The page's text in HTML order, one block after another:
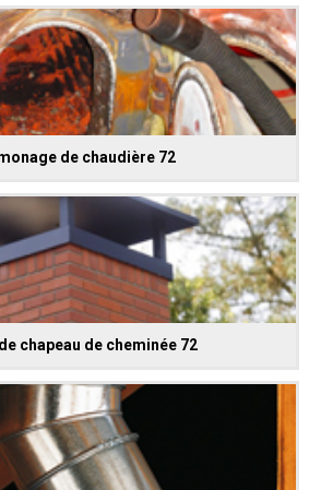
de chaudière 72
chapeau de cheminée 72